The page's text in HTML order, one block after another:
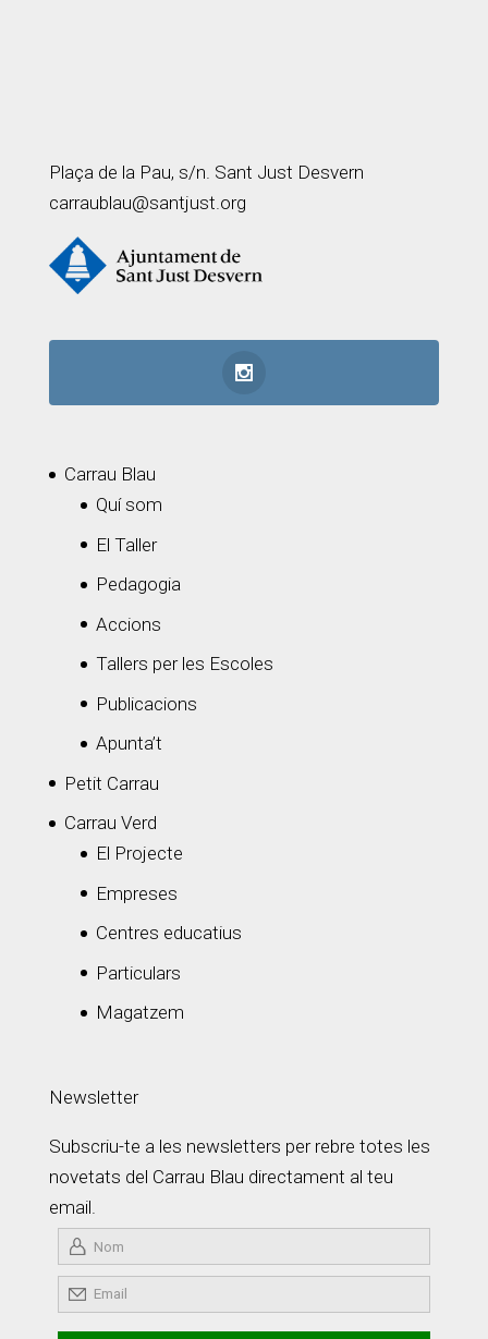
Plaça de la Pau, s/n. Sant Just Desvern
carraublau@santjust.org
Carrau Blau
Quí som
El Taller
Pedagogia
Accions
Tallers per les Escoles
Publicacions
Apunta’t
Petit Carrau
Carrau Verd
El Projecte
Empreses
Centres educatius
Particulars
Magatzem
Newsletter
Subscriu-te a les newsletters per rebre totes les
novetats del Carrau Blau directament al teu
email.